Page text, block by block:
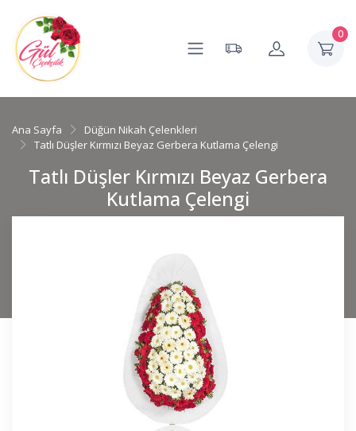
0
Ana Sayfa
Düğün Nikah Çelenkleri
Tatlı Düşler Kırmızı Beyaz Gerbera Kutlama Çelengi
Tatlı Düşler Kırmızı Beyaz Gerbera
Kutlama Çelengi